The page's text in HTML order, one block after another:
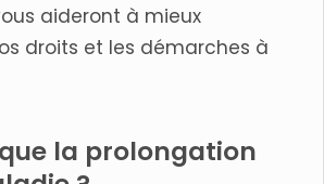
aideront à mieux
droits et les démarches à
la prolongation